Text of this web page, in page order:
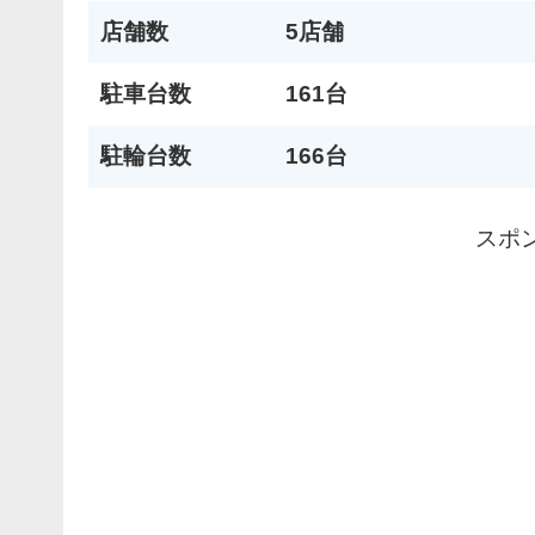
店舗数 5店舗
駐車台数 161台
駐輪台数 166台
スポ